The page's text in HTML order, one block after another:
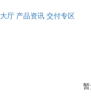
厅 产品资讯 交付专区